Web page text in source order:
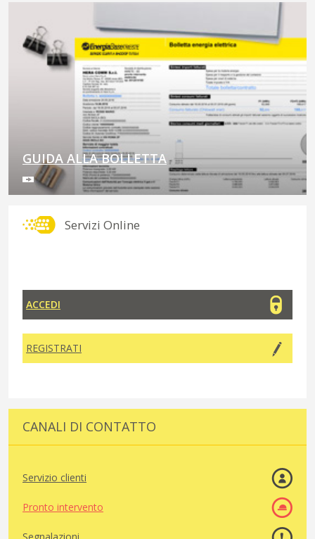
GUIDA ALLA BOLLETTA
Servizi Online
ACCEDI
REGISTRATI
CANALI DI CONTATTO
Servizio clienti
Pronto intervento